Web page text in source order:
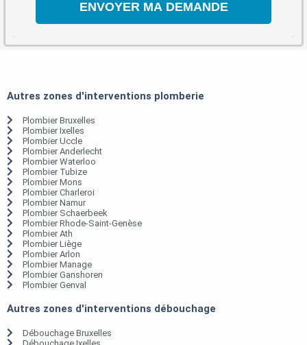
Autres zones d'interventions plomberie
Plombier Bruxelles
Plombier Ixelles
Plombier Uccle
Plombier Anderlecht
Plombier Waterloo
Plombier Tubize
Plombier Mons
Plombier Charleroi
Plombier Namur
Plombier Schaerbeek
Plombier Rhode-Saint-Genèse
Plombier Ath
Plombier Liège
Plombier Arlon
Plombier Manage
Plombier Ganshoren
Plombier Genval
Autres zones d'interventions débouchage
Débouchage Bruxelles